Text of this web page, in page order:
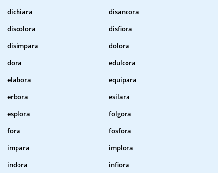
dichiara
disancora
discolora
disfiora
disimpara
dolora
dora
edulcora
elabora
equipara
erbora
esilara
esplora
folgora
fora
fosfora
impara
implora
indora
infiora